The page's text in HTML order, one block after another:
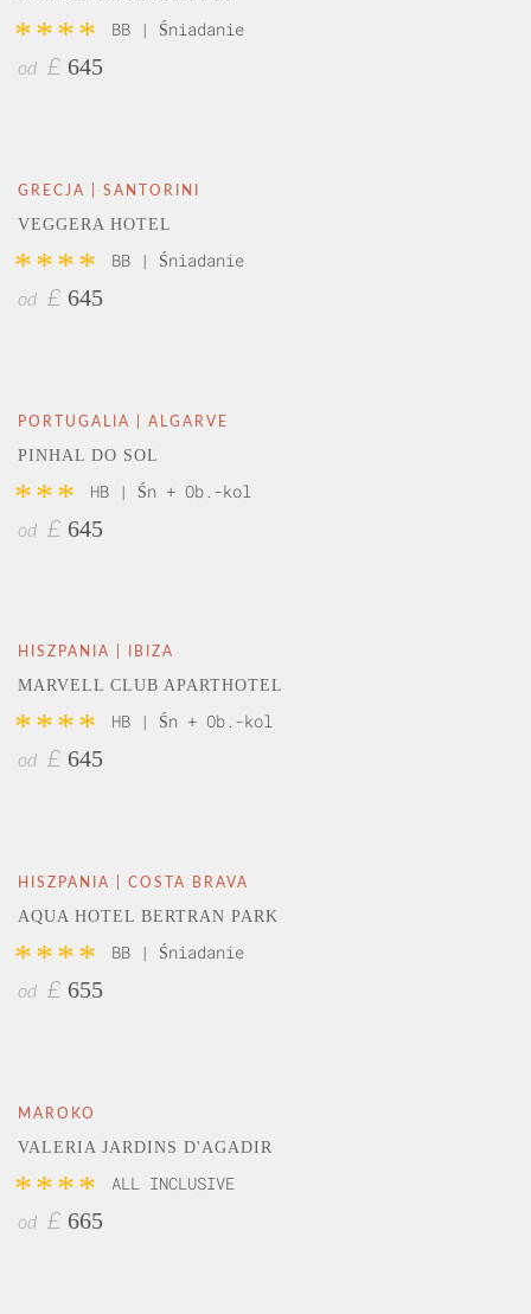
**** BB | Śniadanie
od £ 645
GRECJA | SANTORINI
VEGGERA HOTEL
**** BB | Śniadanie
od £ 645
PORTUGALIA | ALGARVE
PINHAL DO SOL
*** HB | Śn + Ob.-kol
od £ 645
HISZPANIA | IBIZA
MARVELL CLUB APARTHOTEL
**** HB | Śn + Ob.-kol
od £ 645
HISZPANIA | COSTA BRAVA
AQUA HOTEL BERTRAN PARK
**** BB | Śniadanie
od £ 655
MAROKO
VALERIA JARDINS D'AGADIR
**** ALL INCLUSIVE
od £ 665